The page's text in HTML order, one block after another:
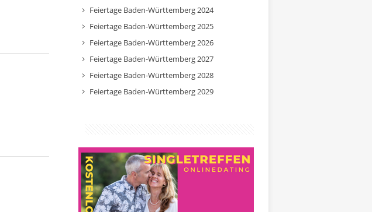
Feiertage Baden-Württemberg 2024
Feiertage Baden-Württemberg 2025
Feiertage Baden-Württemberg 2026
Feiertage Baden-Württemberg 2027
Feiertage Baden-Württemberg 2028
Feiertage Baden-Württemberg 2029